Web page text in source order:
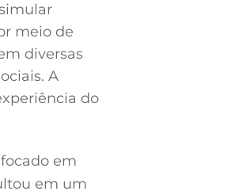
meio de
diversas
A
do
em
em um